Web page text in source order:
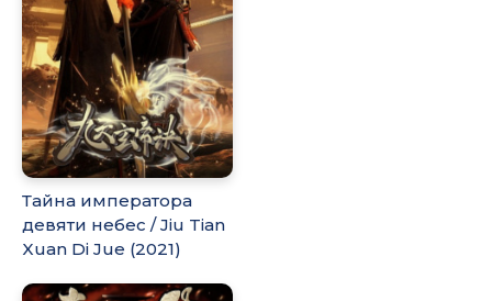
Тайна императора
девяти небес / Jiu Tian
Xuan Di Jue (2021)